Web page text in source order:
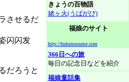
させるだ
闪闪发
だろうと
きょうの百物語
姥ヶ火(うばがび)
福娘のサイト
http://hukumusume.com
366日への旅
毎日の記念日などを紹介
福娘童話集